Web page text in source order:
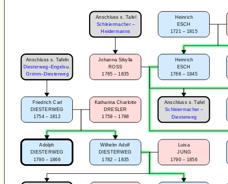
Luisa
JUNG
1790 – 1856
Wilhelm Adolf
DIESTERWEG
1782 – 1835
Katharina Charlotte
DRESLER
1759 – 1798
Friedrich Carl
DIESTERWEG
1754 – 1812
Adolph
DIESTERWEG
1790 – 1866
Johanna Sibylla
ROSS
1765 – 1835
Heinrich
ESCH
1766 – 1845
Heinrich
ESCH
1721 – 1815
Anschluss s. Tafeln
Diesterweg–Engelsu.
Grimm–Diesterweg
Anschluss s. Tafel
Schleiermacher –
Heidermanns
Anschluss s. Tafel
Schleiermacher –
Diesterweg